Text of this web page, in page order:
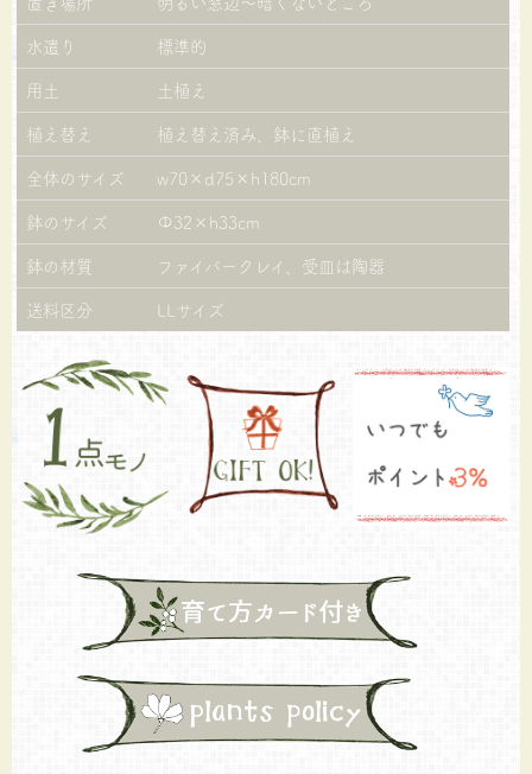
水遣り
標準的
用土
土植え
植え替え
植え替え済み、鉢に直植え
全体のサイズ
w70×d75×h180cm
鉢のサイズ
Φ32×h33cm
鉢の材質
ファイバークレイ、受皿は陶器
送料区分
LLサイズ